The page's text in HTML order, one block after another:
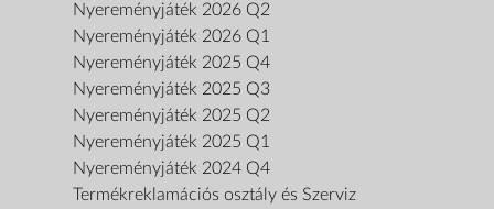
Nyereményjáték 2026 Q2
Nyereményjáték 2026 Q1
Nyereményjáték 2025 Q4
Nyereményjáték 2025 Q3
Nyereményjáték 2025 Q2
Nyereményjáték 2025 Q1
Nyereményjáték 2024 Q4
Termékreklamációs osztály és Szerviz